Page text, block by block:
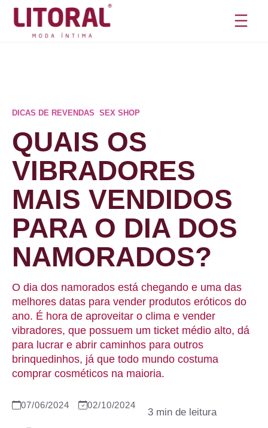
Pular
DICAS DE REVENDAS SEX SHOP
QUAIS OS
VIBRADORES
MAIS VENDIDOS
PARA O DIA DOS
NAMORADOS?
O dia dos namorados está chegando e uma das
melhores datas para vender produtos eróticos do
ano. É hora de aproveitar o clima e vender
vibradores, que possuem um ticket médio alto, dá
para lucrar e abrir caminhos para outros
brinquedinhos, já que todo mundo costuma
comprar cosméticos na maioria.
07/06/2024 02/10/2024